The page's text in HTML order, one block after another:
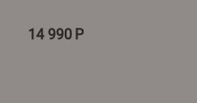
14 990 Р